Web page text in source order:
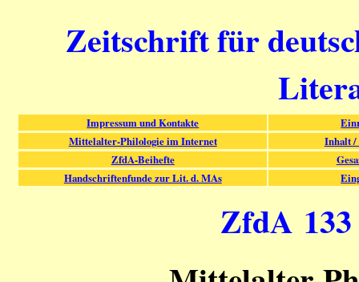
Zeitschrift für
Impressum und Kontakte
Mittelalter-Philologie im Internet
Inhalt /
ZfdA-Beihefte
Handschriftenfunde zur Lit. d. MAs
ZfdA 133